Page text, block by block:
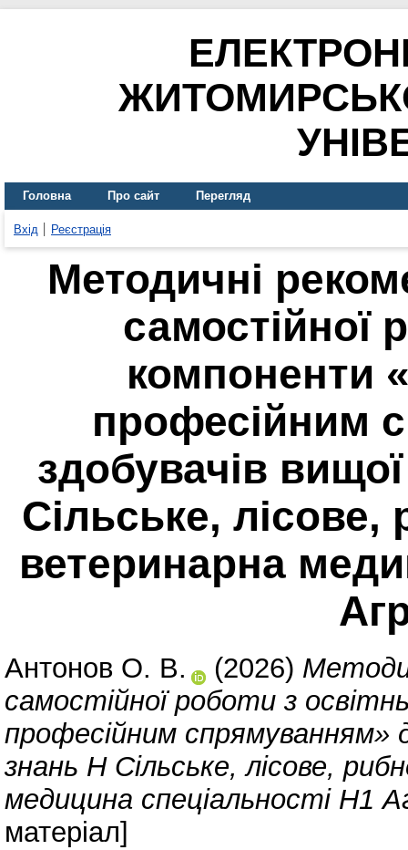
Головна Про сайт Перегляд
Вхід Реєстрація
Методичні
самостійної
компоненти
професійним
здобувачів
Сільське, лісове,
ветеринарна
Антонов О. В. (2026)
самостійної роботи з
професійним спрямуванням»
знань H Сільське, лісове,
медицина спеціальності H1
матеріал]